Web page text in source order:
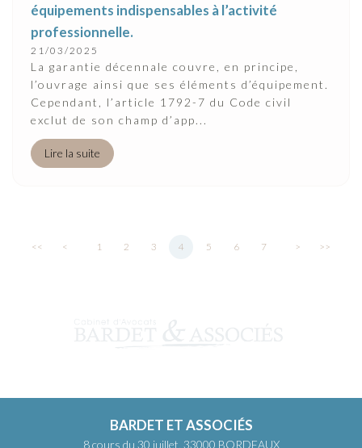
équipements indispensables à l’activité
professionnelle.
21/03/2025
La garantie décennale couvre, en principe,
l’ouvrage ainsi que ses éléments d’équipement.
Cependant, l’article 1792-7 du Code civil
exclut de son champ d’app...
Lire la suite
<< < 1 2 3 4 5 6 7 > >>
BARDET ET ASSOCIÉS
8 cours du 30 juillet, 33000 BORDEAUX